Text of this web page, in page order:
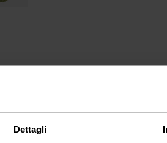
Dettagli